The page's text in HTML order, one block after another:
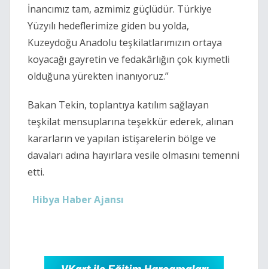
İnancımız tam, azmimiz güçlüdür. Türkiye
Yüzyılı hedeflerimize giden bu yolda,
Kuzeydoğu Anadolu teşkilatlarımızın ortaya
koyacağı gayretin ve fedakârlığın çok kıymetli
olduğuna yürekten inanıyoruz.”
Bakan Tekin, toplantıya katılım sağlayan
teşkilat mensuplarına teşekkür ederek, alınan
kararların ve yapılan istişarelerin bölge ve
davaları adına hayırlara vesile olmasını temenni
etti.
Hibya Haber Ajansı